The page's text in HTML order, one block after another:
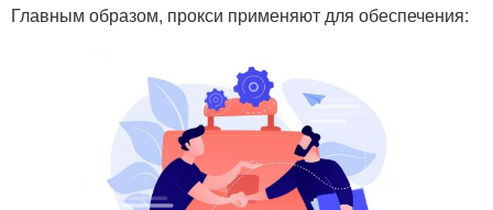
Главным образом, прокси применяют для обеспечения: